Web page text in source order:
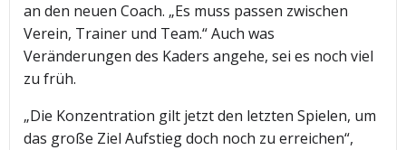
an den neuen Coach. „Es muss passen zwischen
Verein, Trainer und Team.“ Auch was
Veränderungen des Kaders angehe, sei es noch viel
zu früh.
„Die Konzentration gilt jetzt den letzten Spielen, um
das große Ziel Aufstieg doch noch zu erreichen“,